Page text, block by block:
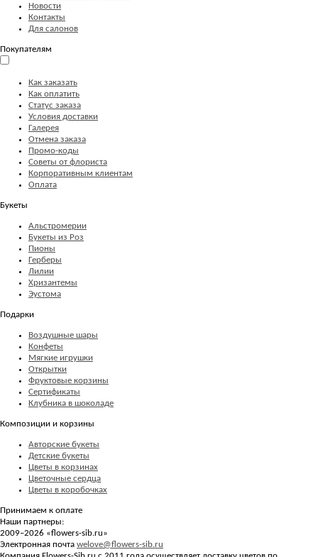
Новости
Контакты
Для салонов
Покупателям
Как заказать
Как оплатить
Статус заказа
Условия доставки
Галерея
Отмена заказа
Промо-коды
Советы от флориста
Корпоративным клиентам
Оплата
Букеты
Альстромерии
Букеты из Роз
Пионы
Герберы
Лилии
Хризантемы
Эустома
Подарки
Воздушные шары
Конфеты
Мягкие игрушки
Открытки
Фруктовые корзины
Сертификаты
Клубника в шоколаде
Композиции и корзины
Авторские букеты
Детские букеты
Цветы в корзинах
Цветочные сердца
Цветы в коробочках
Принимаем к оплате
Наши партнеры:
2009–2026 «flowers-sib.ru»
Электронная почта welove@flowers-sib.ru